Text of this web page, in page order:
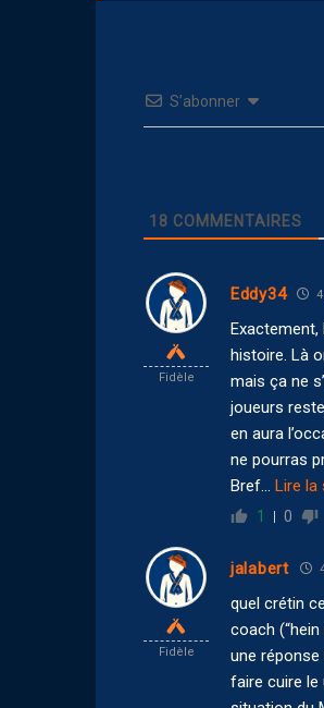
S’abonner
18 COMMENTAIRES
Fidèle
Eddy34
histoire. Là
mais ça ne
joueurs
en aura
ne pourras
Bref… Lire la
1 0
Fidèle
jalabert
quel crétin
coach
une
faire cuire le